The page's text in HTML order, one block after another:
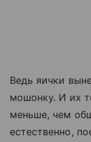
Ведь яички
мошонку. И их
меньше, чем
естественно,